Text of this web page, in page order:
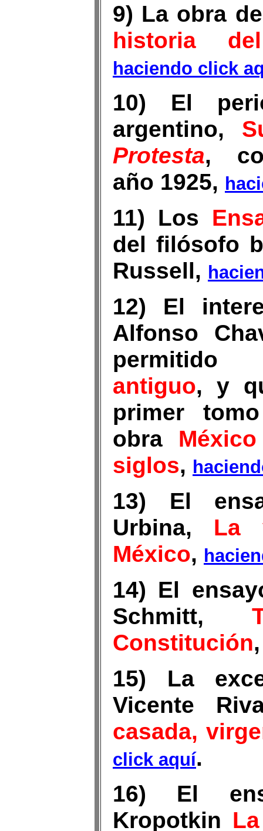
9) La obra
historia
haciendo click
10) El
argentino,
Protesta,
año 1925,
11) Los
del filósofo
Russell,
12) El
Alfonso
antiguo, y
primer
obra
siglos,
13) El
Urbina, La
México,
14) El
Schmitt,
Constitución
15) La
Vicente
casada,
click aquí.
16) El
Kropotkin